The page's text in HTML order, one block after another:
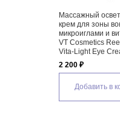
Массажный
крем для зоны
микроиглами и
VT Cosmetics
Vita-Light Eye
2 200 ₽
Добавить в